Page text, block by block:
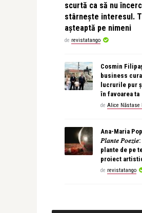
scurtă ca să nu
stârnește interesul.
așteaptă pe nimeni
de revistatango
Cosmin
business
lucrurile pur
în favoarea ta
de Alice Năstase
Ana-Maria
𝑃𝑙𝑎𝑛𝑡𝑒
plante de pe
proiect
de revistatango